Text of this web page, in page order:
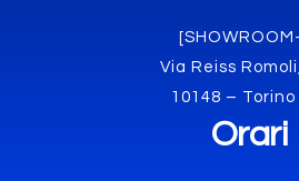
Via Reiss
10148 – Torino
Orari